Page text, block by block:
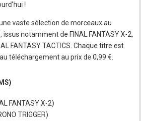
!
vaste sélection de morceaux au
notamment de FINAL FANTASY X-2,
FANTASY TACTICS. Chaque titre est
téléchargement au prix de 0,99 €.
FANTASY X-2)
TRIGGER)